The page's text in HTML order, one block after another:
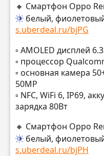
🔸 Смартфон Oppo
белый,
s.uberdeal.ru/bjPG
▫️ AMOLED дисплей
▫️ процессор
▫️ основная камера
50MP
▫️ NFC, WiFi 6, IP69,
зарядка 80Вт
🔸 Смартфон Oppo
белый,
s.uberdeal.ru/bjPH